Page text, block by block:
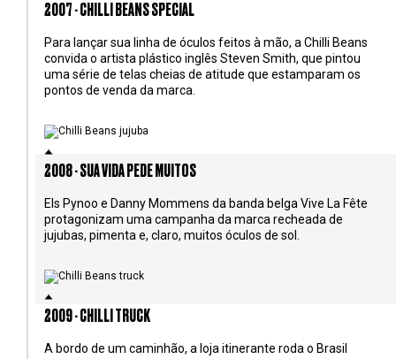
2007 - CHILLI BEANS SPECIAL
Para lançar sua linha de óculos feitos à mão, a Chilli Beans
convida o artista plástico inglês Steven Smith, que pintou
uma série de telas cheias de atitude que estamparam os
pontos de venda da marca.
2008 - SUA VIDA PEDE MUITOS
Els Pynoo e Danny Mommens da banda belga Vive La Fête
protagonizam uma campanha da marca recheada de
jujubas, pimenta e, claro, muitos óculos de sol.
2009 - CHILLI TRUCK
A bordo de um caminhão, a loja itinerante roda o Brasil